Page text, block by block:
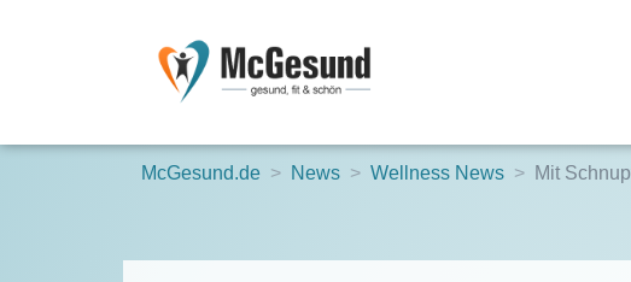
McGesund.de News Wellness News Mit